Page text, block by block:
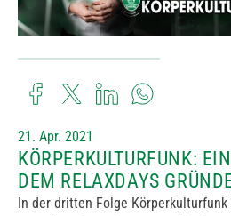
21. Apr. 2021
KÖRPERKULTURFUNK:
DEM RELAXDAYS
In der dritten Folge